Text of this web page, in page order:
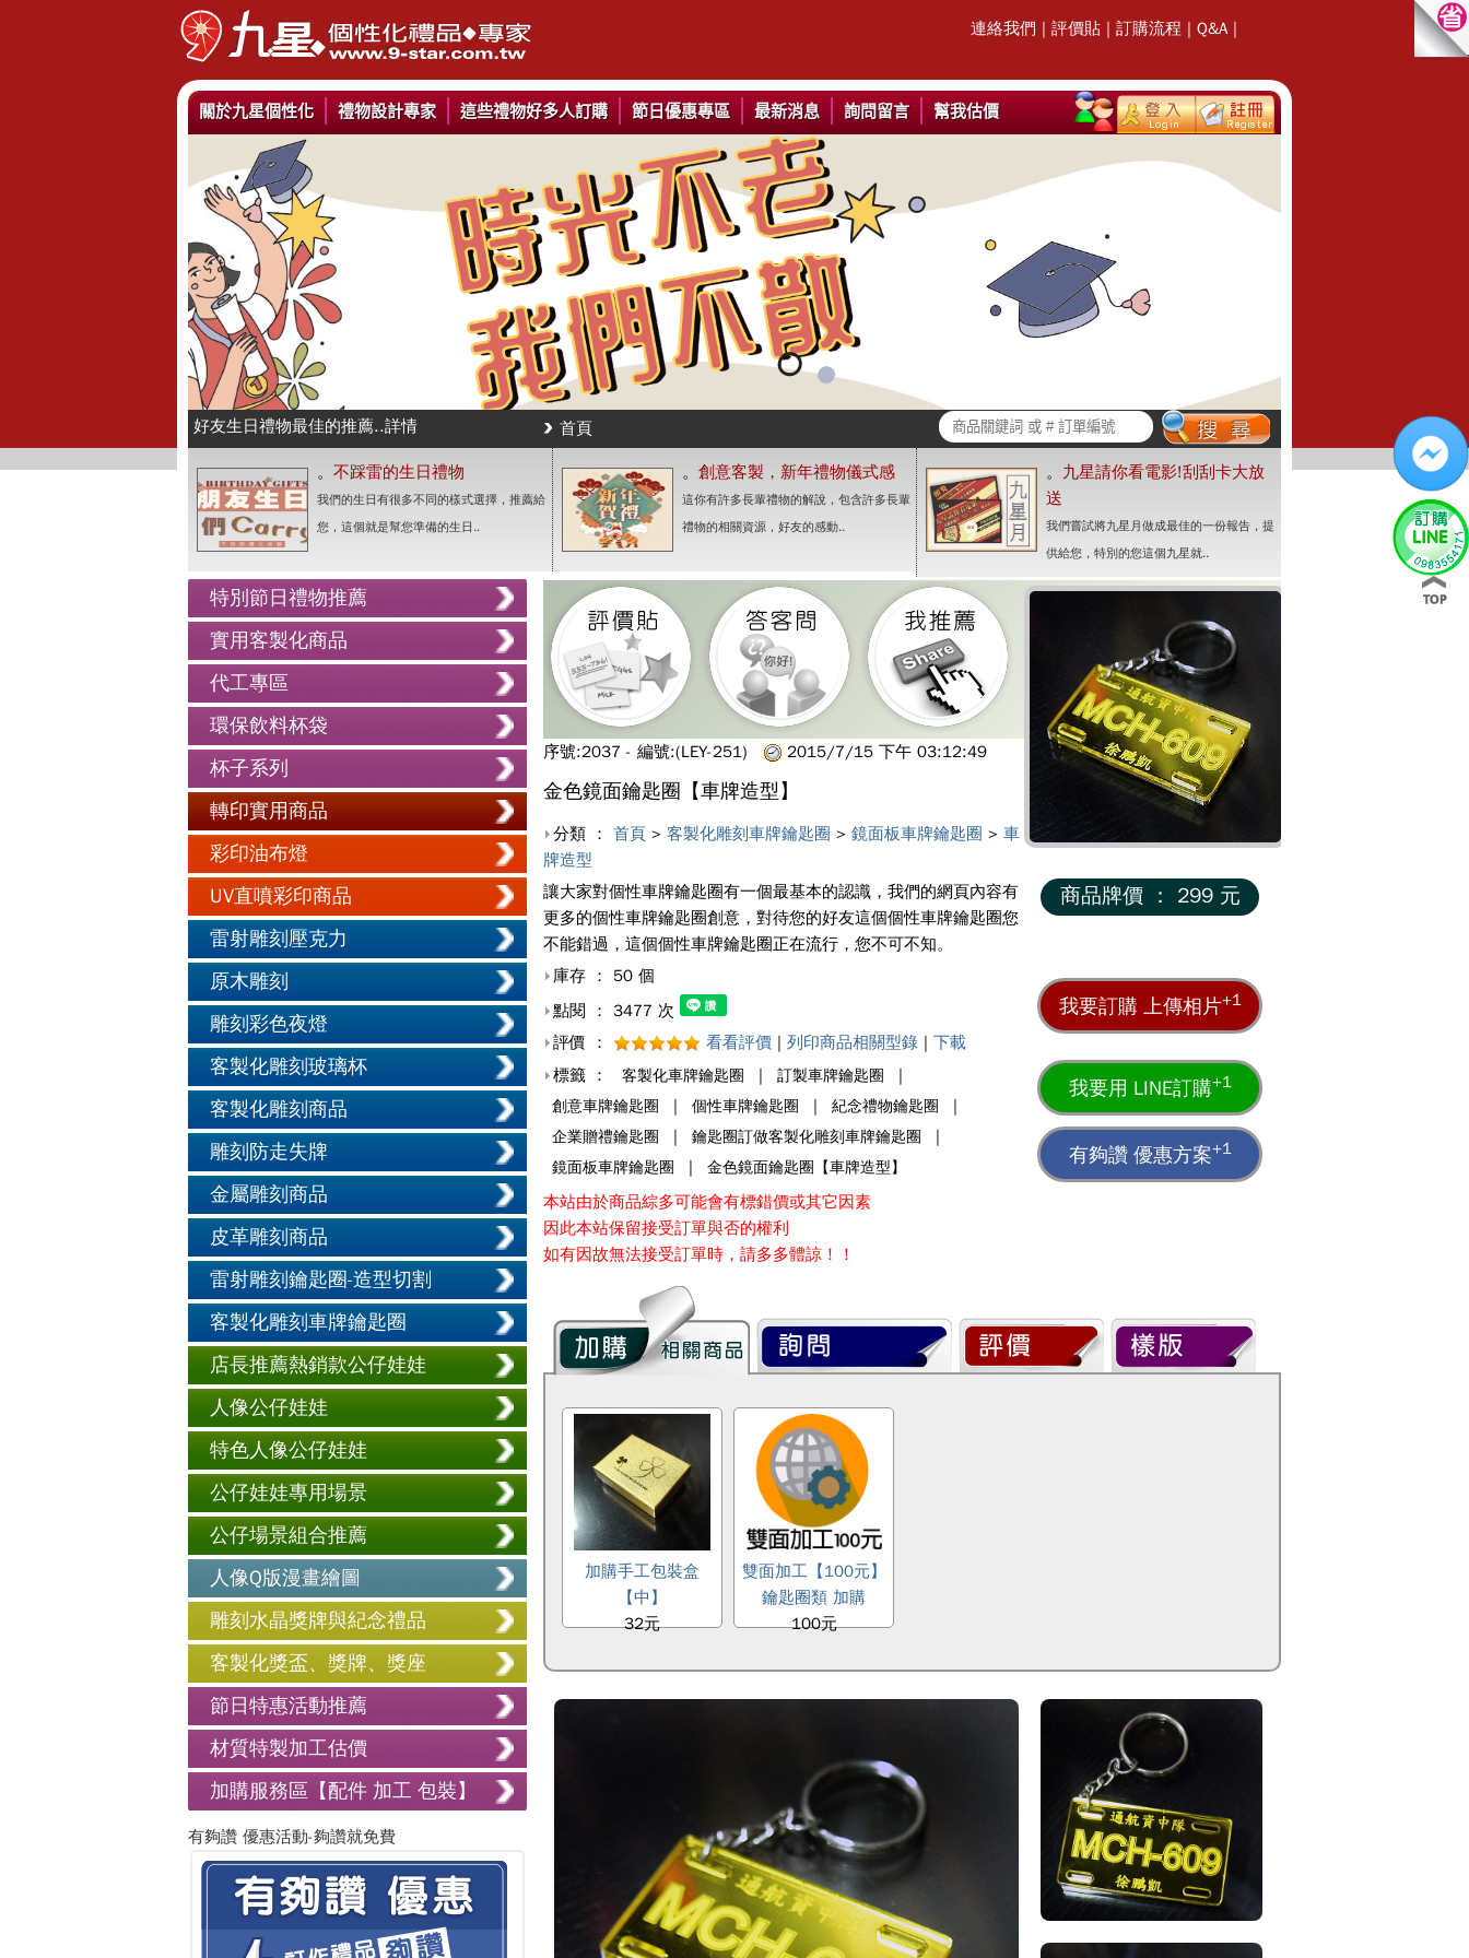
連絡我們 | 評價貼 | 訂購流程 | Q&A|
關於九星個性化 禮物設計專家 這些禮物好多人訂購 節日優惠專區 最新消息 詢問留言 幫我估價
情人抱枕我們幫你挑好了..詳情
好友生日禮物最佳的推薦..詳情
公仔娃娃製作與場景推薦..詳情
人像Q畫似顏繪圖可愛喔..詳情
老人防走失牌製作-手鍊..詳情
情人抱枕我們幫你挑好了..詳情
好友生日禮物最佳的推薦..詳情
公仔娃娃製作與場景推薦..詳情
人像Q畫似顏繪圖可愛喔..詳情
老人防走失牌製作-手鍊..詳情
首頁
。 不踩雷的生日禮物
我們的生日有很多不同的樣式選擇，推薦給
您，這個就是幫您準備的生日..
。 創意客製，新年禮物儀式感
這你有許多長輩禮物的解說，包含許多長輩
禮物的相關資源，好友的感動..
。 九星請你看電影!刮刮卡大放
送
我們嘗試將九星月做成最佳的一份報告，提
供給您，特別的您這個九星就..
特別節日禮物推薦
實用客製化商品
代工專區
環保飲料杯袋
杯子系列
轉印實用商品
彩印油布燈
UV直噴彩印商品
雷射雕刻壓克力
原木雕刻
雕刻彩色夜燈
客製化雕刻玻璃杯
客製化雕刻商品
雕刻防走失牌
金屬雕刻商品
皮革雕刻商品
雷射雕刻鑰匙圈-造型切割
客製化雕刻車牌鑰匙圈
店長推薦熱銷款公仔娃娃
人像公仔娃娃
特色人像公仔娃娃
公仔娃娃專用場景
公仔場景組合推薦
人像Q版漫畫繪圖
雕刻水晶獎牌與紀念禮品
客製化獎盃、獎牌、獎座
節日特惠活動推薦
材質特製加工估價
加購服務區【配件 加工 包裝】
有夠讚 優惠活動-夠讚就免費